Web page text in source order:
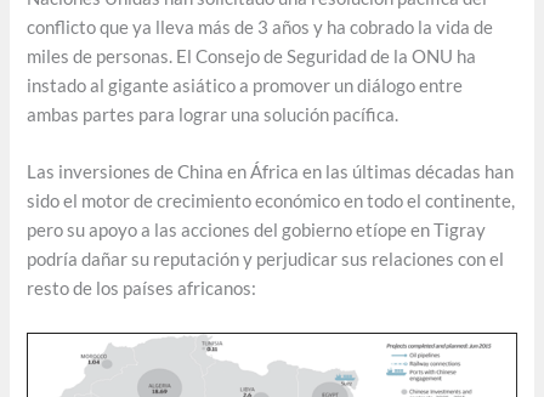
conflicto que ya lleva más de 3 años y ha cobrado la vida de
miles de personas. El Consejo de Seguridad de la ONU ha
instado al gigante asiático a promover un diálogo entre
ambas partes para lograr una solución pacífica.
Las inversiones de China en África en las últimas décadas han
sido el motor de crecimiento económico en todo el continente,
pero su apoyo a las acciones del gobierno etíope en Tigray
podría dañar su reputación y perjudicar sus relaciones con el
resto de los países africanos: